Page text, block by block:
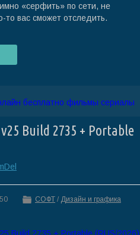
«серфить» по сети, не
то вас сможет отследить.
Build 2735 + Portable
СОФТ / Дизайн и графика